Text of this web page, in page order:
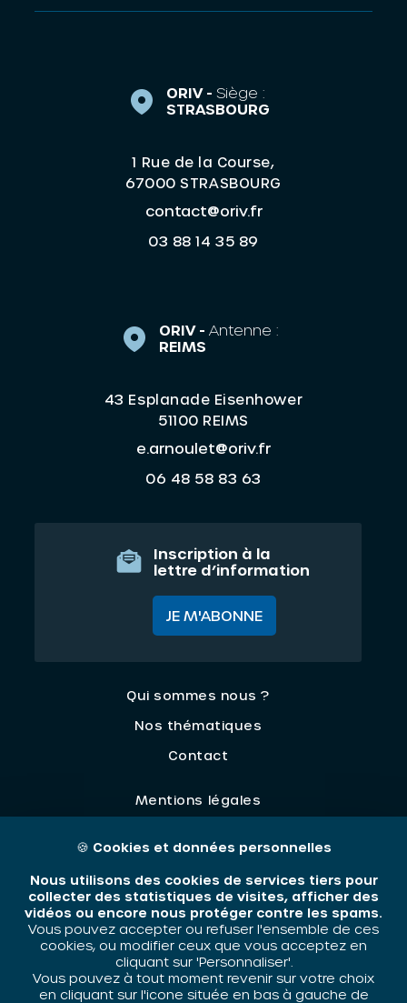
ORIV - Siège :
STRASBOURG
1 Rue de la Course,
67000 STRASBOURG
contact@oriv.fr
03 88 14 35 89
ORIV - Antenne :
REIMS
43 Esplanade Eisenhower
51100 REIMS
e.arnoulet@oriv.fr
06 48 58 83 63
Inscription à la
lettre d’information
JE M'ABONNE
Qui sommes nous ?
Nos thématiques
Contact
Mentions légales
🍪 Cookies et données personnelles
Nous utilisons des cookies de services tiers pour
collecter des statistiques de visites, afficher des
vidéos ou encore nous protéger contre les spams.
Vous pouvez accepter ou refuser l'ensemble de ces
cookies, ou modifier ceux que vous acceptez en
cliquant sur 'Personnaliser'.
Vous pouvez à tout moment revenir sur votre choix
en cliquant sur l'icone située en bas à gauche de